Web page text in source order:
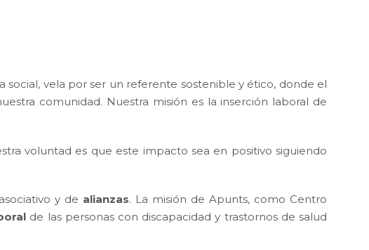
vela por ser un referente sostenible y ético, donde el
comunidad. Nuestra misión es la inserción laboral de
voluntad es que este impacto sea en positivo siguiendo
y de alianzas. La misión de Apunts, como Centro
de las personas con discapacidad y trastornos de salud